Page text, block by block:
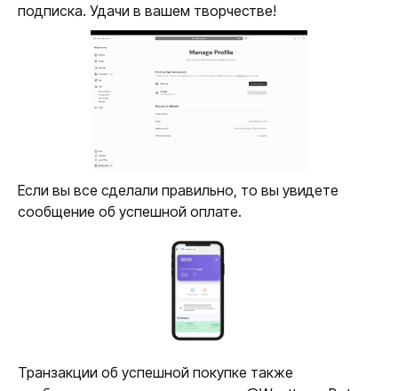
подписка. Удачи в вашем творчестве!
Если вы все сделали правильно, то вы увидете
сообщение об успешной оплате.
Транзакции об успешной покупке также